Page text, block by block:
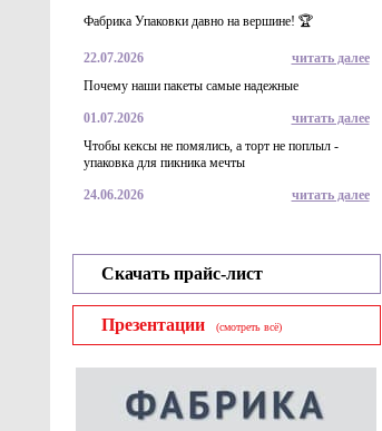
Фабрика Упаковки давно на вершине! 🏆
22.07.2026
читать далее
Почему наши пакеты самые надежные
01.07.2026
читать далее
Чтобы кексы не помялись, а торт не поплыл -
упаковка для пикника мечты
24.06.2026 читать далее
Скачать прайс-лист
Презентации (смотреть всё)